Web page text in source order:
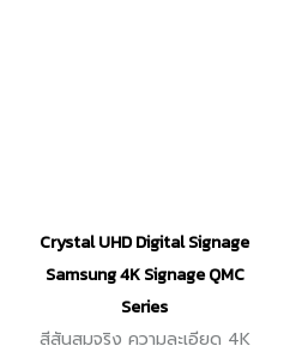
Crystal UHD Digital Signage
Samsung 4K Signage QMC
Series
สีสันสมจริง ความละเอียด 4K